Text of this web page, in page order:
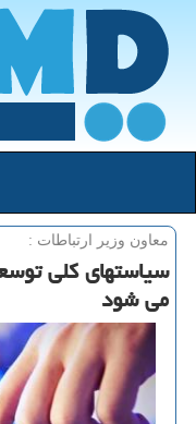
معاون وزیر ارتباطات :
سیاستهای کلی
می شود